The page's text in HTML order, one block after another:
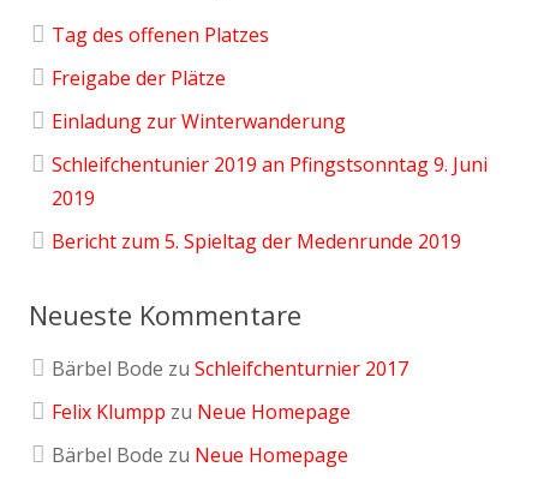
Tag des offenen Platzes
Freigabe der Plätze
Einladung zur Winterwanderung
Schleifchentunier 2019 an Pfingstsonntag 9. Juni
2019
Bericht zum 5. Spieltag der Medenrunde 2019
Neueste Kommentare
Bärbel Bode zuSchleifchenturnier 2017
Felix Klumpp zu Neue Homepage
Bärbel Bode zu Neue Homepage